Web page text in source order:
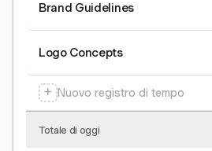
Brand Guidelines
Logo Concepts
+ Nuovo registro di tempo
Totale di oggi